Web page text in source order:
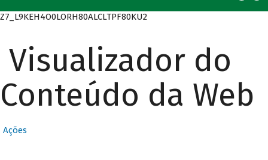
Z7_L9KEH4O0LORH80ALCLTPF80KU2
Visualizador do
Conteúdo da Web
Ações